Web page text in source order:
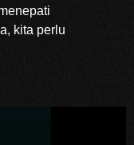
kita perlu